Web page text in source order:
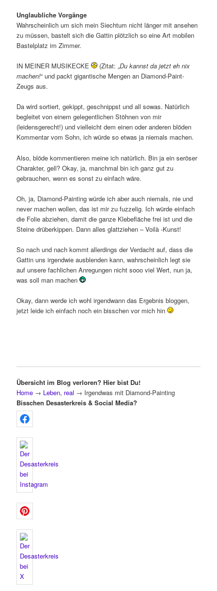
Unglaubliche Vorgänge
Wahrscheinlich um sich mein Siechtum nicht länger mit ansehen
zu müssen, bastelt sich die Gattin plötzlich so eine Art mobilen
Bastelplatz im Zimmer.
IN MEINER MUSIKECKE (Zitat: „Du kannst da jetzt eh nix
machen!“ und packt gigantische Mengen an Diamond-Paint-
Zeugs aus.
Da wird sortiert, gekippt, geschnippst und all sowas. Natürlich
begleitet von einem gelegentlichen Stöhnen von mir
(leidensgerecht!) und vielleicht dem einen oder anderen blöden
Kommentar vom Sohn, ich würde so etwas ja niemals machen.
Also, blöde kommentieren meine ich natürlich. Bin ja ein seröser
Charakter, gell? Okay, ja, manchmal bin ich ganz gut zu
gebrauchen, wenn es sonst zu einfach wäre.
Oh, ja, Diamond-Painting würde ich aber auch niemals, nie und
never machen wollen, das ist mir zu fuzzelig. Ich würde einfach
die Folie abziehen, damit die ganze Klebefläche frei ist und die
Steine drüberkippen. Dann alles glattziehen – Voilà -Kunst!
So nach und nach kommt allerdings der Verdacht auf, dass die
Gattin uns irgendwie ausblenden kann, wahrscheinlich legt sie
auf unsere fachlichen Anregungen nicht sooo viel Wert, nun ja,
was soll man machen
Okay, dann werde ich wohl irgendwann das Ergebnis bloggen,
jetzt leide ich einfach noch ein bisschen vor mich hin
Übersicht im Blog verloren? Hier bist Du!
Home → Leben, real → Irgendwas mit Diamond-Painting
Bisschen Desasterkreis & Social Media?